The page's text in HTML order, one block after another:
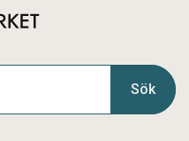
Sök